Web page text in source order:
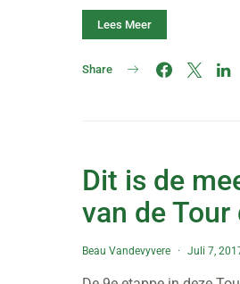
Lees Meer
Share
Dit is de
van de Tour
Beau Vandevyvere Juli 7,